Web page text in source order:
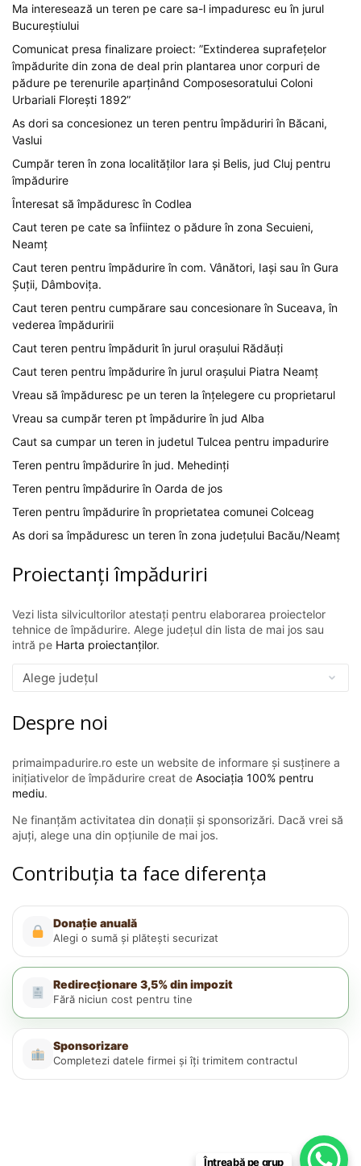
Ma interesează un teren pe care sa-l impaduresc eu în jurul
Bucureștiului
Comunicat presa finalizare proiect: ”Extinderea suprafețelor
împădurite din zona de deal prin plantarea unor corpuri de
pădure pe terenurile aparținând Composesoratului Coloni
Urbariali Florești 1892”
As dori sa concesionez un teren pentru împăduriri în Băcani,
Vaslui
Cumpăr teren în zona localităților Iara și Belis, jud Cluj pentru
împădurire
Înteresat să împăduresc în Codlea
Caut teren pe cate sa înfiintez o pădure în zona Secuieni,
Neamț
Caut teren pentru împădurire în com. Vânători, Iași sau în Gura
Șuții, Dâmbovița.
Caut teren pentru cumpărare sau concesionare în Suceava, în
vederea împăduririi
Caut teren pentru împădurit în jurul orașului Rădăuți
Caut teren pentru împădurire în jurul orașului Piatra Neamț
Vreau să împăduresc pe un teren la înțelegere cu proprietarul
Vreau sa cumpăr teren pt împădurire în jud Alba
Caut sa cumpar un teren in judetul Tulcea pentru impadurire
Teren pentru împădurire în jud. Mehedinți
Teren pentru împădurire în Oarda de jos
Teren pentru împădurire în proprietatea comunei Colceag
As dori sa împăduresc un teren în zona județului Bacău/Neamț
Proiectanți împăduriri
Vezi lista silvicultorilor atestați pentru elaborarea proiectelor
tehnice de împădurire. Alege județul din lista de mai jos sau
intră pe Harta proiectanților.
Despre noi
primaimpadurire.ro este un website de informare și susținere a
inițiativelor de împădurire creat de Asociația 100% pentru
mediu.
Ne finanțăm activitatea din donații și sponsorizări. Dacă vrei să
ajuți, alege una din opțiunile de mai jos.
Contribuția ta face diferența
Donație anuală
Alegi o sumă și plătești securizat
Redirecționare 3,5% din impozit
Fără niciun cost pentru tine
Sponsorizare
Completezi datele firmei și îți trimitem contractul
Întreabă pe grup